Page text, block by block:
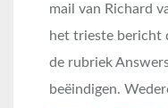
mail van Richard
het trieste bericht
de rubriek
beëindigen.